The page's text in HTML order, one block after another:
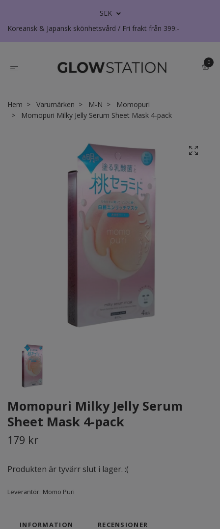
SEK
Koreansk & Japansk skönhetsvård / Fri frakt från 399:-
0
Hem Varumärken M-N
Momopuri
Momopuri Milky Jelly Serum Sheet Mask 4-pack
Momopuri Milky Jelly Serum
Sheet Mask 4-pack
179 kr
Produkten är tyvärr slut i lager. :(
Leverantör: Momo Puri
INFORMATION RECENSIONER